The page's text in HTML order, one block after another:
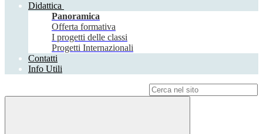
Didattica
Panoramica
Offerta formativa
I progetti delle classi
Progetti Internazionali
Contatti
Info Utili